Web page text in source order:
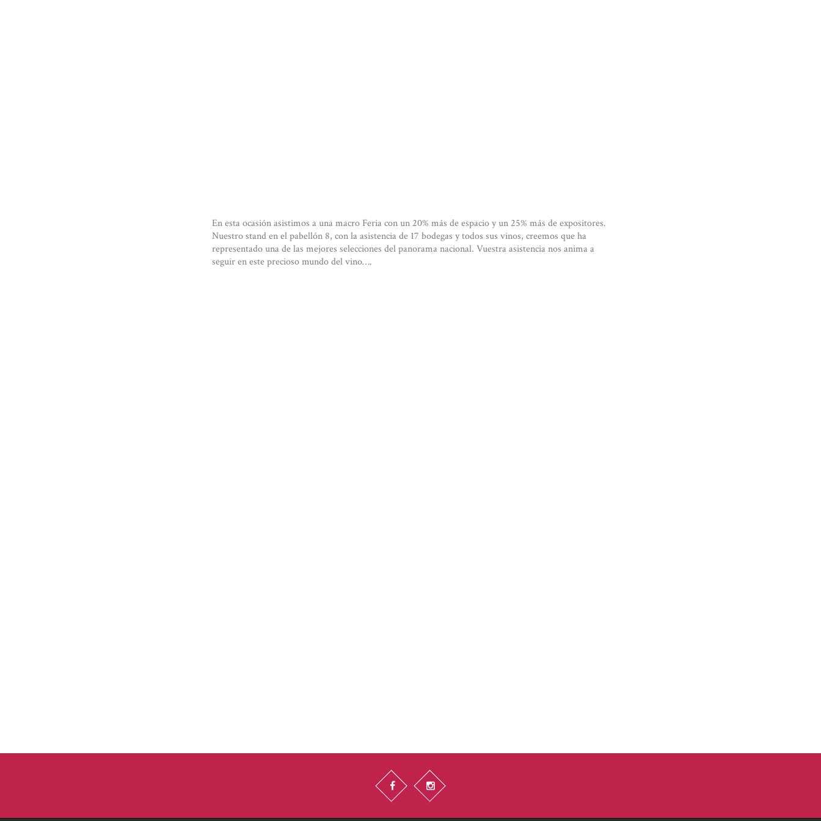
En esta ocasión asistimos a una macro Feria con un 20% más de espacio y un 25% más de expositores.
Nuestro stand en el pabellón 8, con la asistencia de 17 bodegas y todos sus vinos, creemos que ha
representado una de las mejores selecciones del panorama nacional. Vuestra asistencia nos anima a
seguir en este precioso mundo del vino….